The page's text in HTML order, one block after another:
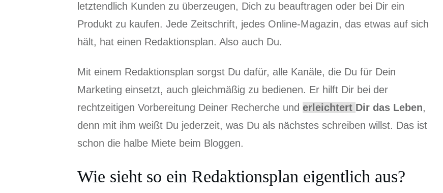
letztendlich Kunden zu überzeugen, Dich zu beauftragen oder bei Dir ein
Produkt zu kaufen. Jede Zeitschrift, jedes Online-Magazin, das etwas auf sich
hält, hat einen Redaktionsplan. Also auch Du.
Mit einem Redaktionsplan sorgst Du dafür, alle Kanäle, die Du für Dein
Marketing einsetzt, auch gleichmäßig zu bedienen. Er hilft Dir bei der
rechtzeitigen Vorbereitung Deiner Recherche und erleichtert Dir das Leben,
denn mit ihm weißt Du jederzeit, was Du als nächstes schreiben willst. Das ist
schon die halbe Miete beim Bloggen.
Wie sieht so ein Redaktionsplan eigentlich aus?